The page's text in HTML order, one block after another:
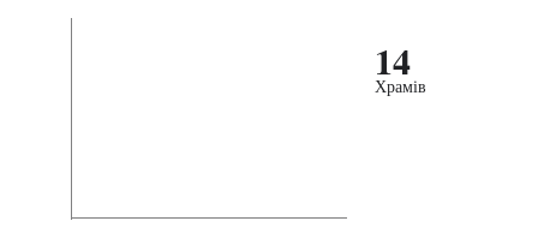
14
Храмів